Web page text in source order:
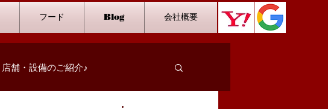
フード Blog 会社概要
店舗・設備のご紹介♪